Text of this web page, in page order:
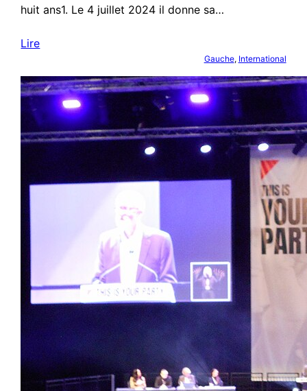
huit ans1. Le 4 juillet 2024 il donne sa…
Lire
Gauche, International